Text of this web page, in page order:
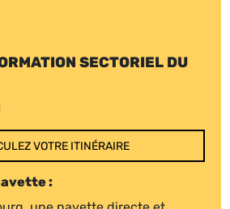
SECTORIEL DU
VOTRE ITINÉRAIRE
: